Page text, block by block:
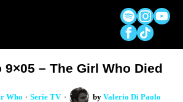
9×05 – The Girl Who Died
Who · Serie TV by Valerio Di Paolo